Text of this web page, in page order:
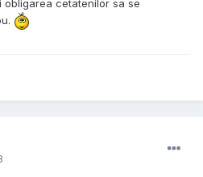
obligarea cetatenilor sa se